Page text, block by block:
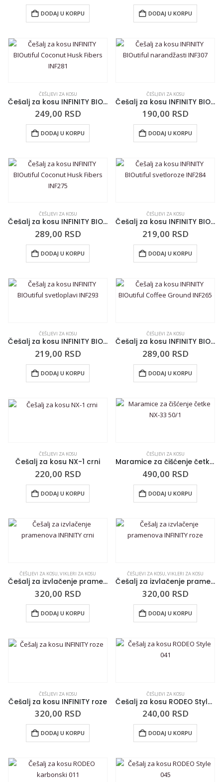
DODAJ U KORPU DODAJ U KORPU
ČEŠLJEVI ZA KOSU
Češalj za kosu INFINITY BIOutiful Coconut Husk Fibers INF281
249,00 RSD
DODAJ U KORPU
ČEŠLJEVI ZA KOSU
Češalj za kosu INFINITY BIOutiful narandžasti INF307
190,00 RSD
DODAJ U KORPU
ČEŠLJEVI ZA KOSU
Češalj za kosu INFINITY BIOutiful Coconut Husk Fibers INF275
289,00 RSD
DODAJ U KORPU
ČEŠLJEVI ZA KOSU
Češalj za kosu INFINITY BIOutiful svetloroze INF284
219,00 RSD
DODAJ U KORPU
ČEŠLJEVI ZA KOSU
Češalj za kosu INFINITY BIOutiful svetloplavi INF293
219,00 RSD
DODAJ U KORPU
ČEŠLJEVI ZA KOSU
Češalj za kosu INFINITY BIOutiful Coffee Ground INF265
289,00 RSD
DODAJ U KORPU
ČEŠLJEVI ZA KOSU
Češalj za kosu NX-1 crni
220,00 RSD
DODAJ U KORPU
ČEŠLJEVI ZA KOSU
Maramice za čišćenje četke NX-33 50/1
490,00 RSD
DODAJ U KORPU
ČEŠLJEVI ZA KOSU,VIKLERI ZA KOSU
Češalj za izvlačenje pramenova INFINITY crni
320,00 RSD
DODAJ U KORPU
ČEŠLJEVI ZA KOSU,VIKLERI ZA KOSU
Češalj za izvlačenje pramenova INFINITY roze
320,00 RSD
DODAJ U KORPU
ČEŠLJEVI ZA KOSU
Češalj za kosu INFINITY roze
320,00 RSD
DODAJ U KORPU
ČEŠLJEVI ZA KOSU
Češalj za kosu RODEO Style 041
240,00 RSD
DODAJ U KORPU